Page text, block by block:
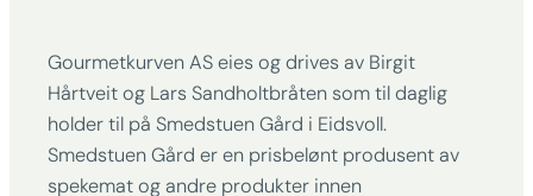
Gourmetkurven AS eies og drives av Birgit
Hårtveit og Lars Sandholtbråten som til daglig
holder til på Smedstuen Gård i Eidsvoll.
Smedstuen Gård er en prisbelønt produsent av
spekemat og andre produkter innen